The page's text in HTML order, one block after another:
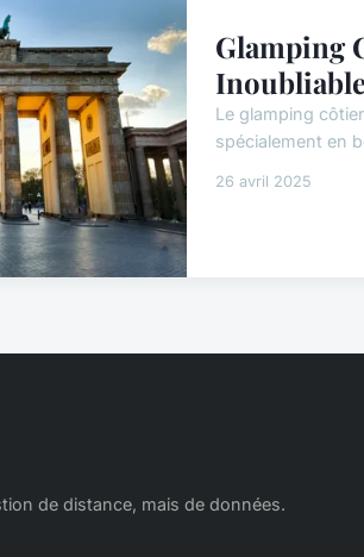
Glamping
Le glamping
spécialement en
26 avril 2025
de distance, mais de données.